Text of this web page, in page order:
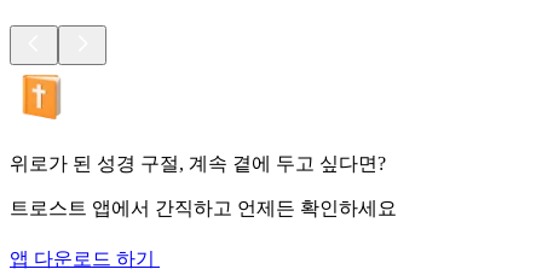
위로가 된 성경 구절, 계속 곁에 두고 싶다면?
트로스트 앱에서 간직하고 언제든 확인하세요
앱 다운로드 하기